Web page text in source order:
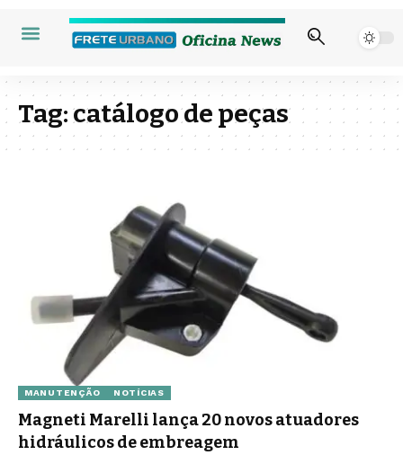
Tag:catálogo de peças
MANUTENÇÃO NOTÍCIAS
Magneti Marelli lança 20 novos atuadores
hidráulicos de embreagem